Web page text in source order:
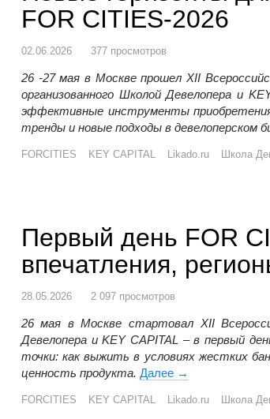
FOR CITIES-2026
02.06.2026 377 просмотров
26 -27 мая в Москве прошел XII
организованного Школой Девелопера и
эффективные инструменты
тренды и новые подходы в девелоперском
FORCITIES KEY CAPITAL Likado.ru Школа
Первый день FOR
впечатления,
28.05.2026 2 097 просмотров
26 мая в Москве стартовал XII
Девелопера и KEY CAPITAL – в первый
точки: как выжить в условиях жестких
ценность продукта. Далее Первый день
→
FORCITIES KEY CAPITAL Likado.ru Школа